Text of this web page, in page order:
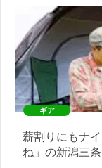
ギア
薪割りにもナ
ね」の新潟三条